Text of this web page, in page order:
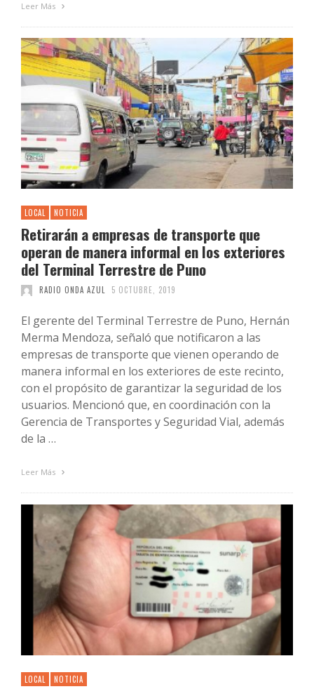
Leer Más
LOCAL NOTICIA
Retirarán a empresas de transporte que
operan de manera informal en los exteriores
del Terminal Terrestre de Puno
RADIO ONDA AZUL 5 OCTUBRE, 2019
El gerente del Terminal Terrestre de Puno, Hernán
Merma Mendoza, señaló que notificaron a las
empresas de transporte que vienen operando de
manera informal en los exteriores de este recinto,
con el propósito de garantizar la seguridad de los
usuarios. Mencionó que, en coordinación con la
Gerencia de Transportes y Seguridad Vial, además
de la …
Leer Más
LOCAL NOTICIA